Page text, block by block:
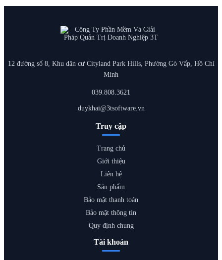
12 đường số 8, Khu dân cư Cityland Park Hills, Phường Gò Vấp, Hồ Chí
Minh
039.808.3621
duykhai@3tsoftware.vn
Truy cập
Trang chủ
Giới thiệu
Liên hệ
Sản phẩm
Bảo mật thanh toán
Bảo mật thông tin
Quy định chung
Tài khoản